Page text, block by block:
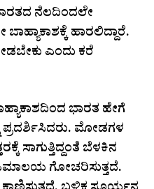
ನೆಲದಿಂದಲೇ
ಹಾರಲಿದ್ದಾರೆ.
ಎಂದು ಕರೆ
ಭಾರತ ಹೇಗೆ
ಪ್ರದರ್ಶಿಸಿದರು. ಮೋಡಗಳ
ಸಾಗುತ್ತಿದ್ದಂತೆ ಬೆಳಕಿನ
ಹಿಮಾಲಯ ಗೋಚರಿಸುತ್ತದೆ.